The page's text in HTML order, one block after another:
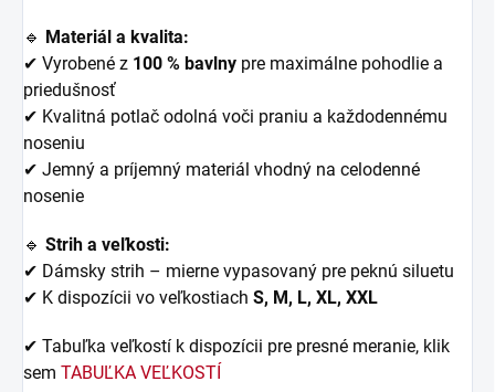
🔹 Materiál a kvalita:
✔ Vyrobené z 100 % bavlny pre maximálne pohodlie a
priedušnosť
✔ Kvalitná potlač odolná voči praniu a každodennému
noseniu
✔ Jemný a príjemný materiál vhodný na celodenné
nosenie
🔹 Strih a veľkosti:
✔ Dámsky strih – mierne vypasovaný pre peknú siluetu
✔ K dispozícii vo veľkostiach S, M, L, XL, XXL
✔ Tabuľka veľkostí k dispozícii pre presné meranie, klik
sem TABUĽKA VEĽKOSTÍ